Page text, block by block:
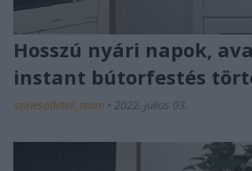
Hosszú nyári napok,
instant bútorfestés
színesötletek_team • 2022. július 03.